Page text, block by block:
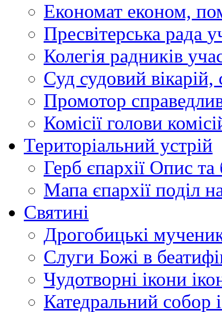
Економат економ,
Пресвітерська рада
Колегія радників
Суд судовий вікарій,
Промотор
Комісії голови
Територіальний устрій
Герб єпархії Опис та
Мапа єпархії поділ
Святині
Дрогобицькі
Слуги Божі в
Чудотворні ікони
Катедральний собор